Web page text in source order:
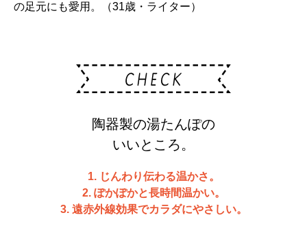
の足元にも愛用。（31歳・ライター）
陶器製の湯たんぽの
いいところ。
1. じんわり伝わる温かさ。
2. ぽかぽかと長時間温かい。
3. 遠赤外線効果でカラダにやさしい。